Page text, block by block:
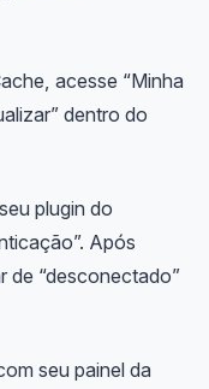
acesse “Minha
dentro do
plugin do
Após
de “desconectado”
seu painel da